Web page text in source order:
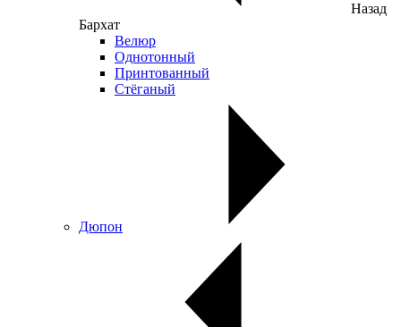
Назад
Бархат
Велюр
Однотонный
Принтованный
Стёганый
Дюпон